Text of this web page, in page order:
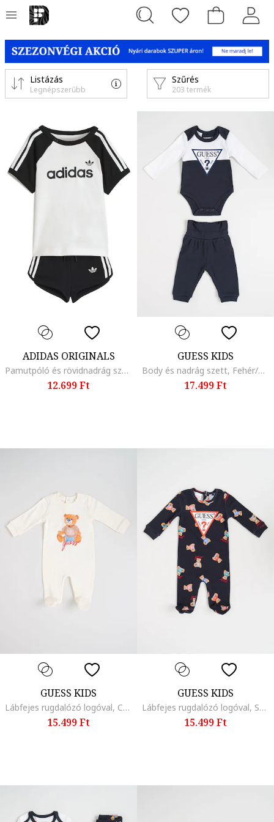
Szűrés
203 termék
Listázás
Legnépszerűbb
ADIDAS ORIGINALS
Pamutpóló és rövidnadrág szett - 2 részes, Fehér, Fekete,
12.699 Ft
GUESS KIDS
Body és nadrág szett, Fehér/Sötétkék
17.499 Ft
GUESS KIDS
Lábfejes rugdalózó logóval, Csontszín
15.499 Ft
GUESS KIDS
Lábfejes rugdalózó logóval, Sötétkék
15.499 Ft